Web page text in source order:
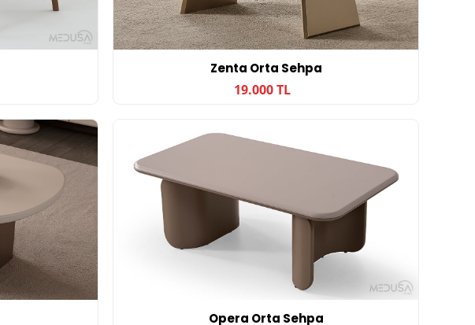
Zenta Orta Sehpa
19.000 TL
Opera Orta Sehpa